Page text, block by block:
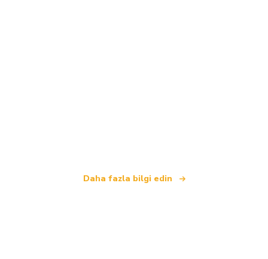
Daha fazla bilgi edin